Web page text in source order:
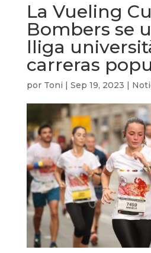
La Vueling
Bombers se
lliga
carreras
por Toni | Sep 19, 2023 |